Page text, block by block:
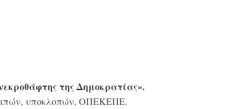
της Δημοκρατίας».
υποκλοπών, ΟΠΕΚΕΠΕ.